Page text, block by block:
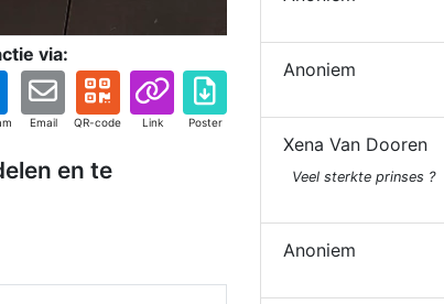
via:
Email QR-code Link Poster
en te
Anoniem
Xena Van Dooren
Veel sterkte prinses ?
Anoniem